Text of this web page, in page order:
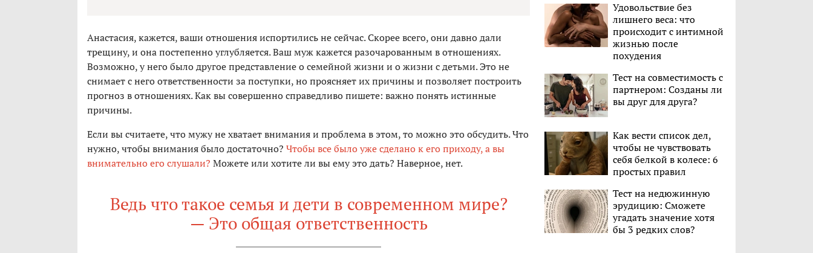
Анастасия, кажется, ваши отношения испортились не сейчас. Скорее всего, они давно дали
трещину, и она постепенно углубляется. Ваш муж кажется разочарованным в отношениях.
Возможно, у него было другое представление о семейной жизни и о жизни с детьми. Это не
снимает с него ответственности за поступки, но проясняет их причины и позволяет построить
прогноз в отношениях. Как вы совершенно справедливо пишете: важно понять истинные
причины.
Если вы считаете, что мужу не хватает внимания и проблема в этом, то можно это обсудить. Что
нужно, чтобы внимания было достаточно? Чтобы все было уже сделано к его приходу, а вы
внимательно его слушали? Можете или хотите ли вы ему это дать? Наверное, нет.
Ведь что такое семья и дети в современном мире?
— Это общая ответственность
Удовольствие без
лишнего веса: что
происходит с интимной
жизнью после
похудения
Тест на совместимость с
партнером: Созданы ли
вы друг для друга?
Как вести список дел,
чтобы не чувствовать
себя белкой в колесе: 6
простых правил
Тест на недюжинную
эрудицию: Сможете
угадать значение хотя
бы 3 редких слов?